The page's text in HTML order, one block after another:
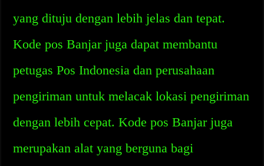
yang dituju dengan lebih jelas dan tepat.
Kode pos Banjar juga dapat membantu
petugas Pos Indonesia dan perusahaan
pengiriman untuk melacak lokasi pengiriman
dengan lebih cepat. Kode pos Banjar juga
merupakan alat yang berguna bagi